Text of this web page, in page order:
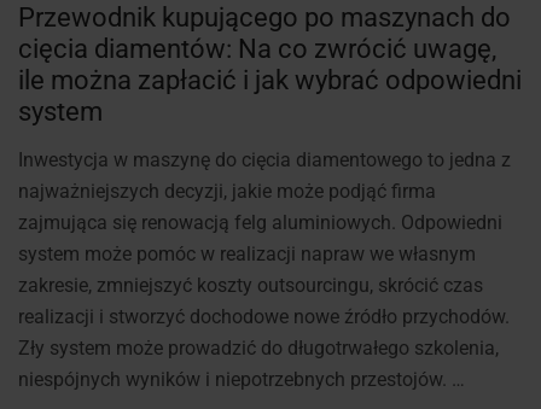
Przewodnik kupującego po maszynach do
cięcia diamentów: Na co zwrócić uwagę,
ile można zapłacić i jak wybrać odpowiedni
system
Inwestycja w maszynę do cięcia diamentowego to jedna z
najważniejszych decyzji, jakie może podjąć firma
zajmująca się renowacją felg aluminiowych. Odpowiedni
system może pomóc w realizacji napraw we własnym
zakresie, zmniejszyć koszty outsourcingu, skrócić czas
realizacji i stworzyć dochodowe nowe źródło przychodów.
Zły system może prowadzić do długotrwałego szkolenia,
niespójnych wyników i niepotrzebnych przestojów. …